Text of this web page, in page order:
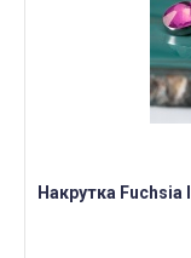
Накрутка